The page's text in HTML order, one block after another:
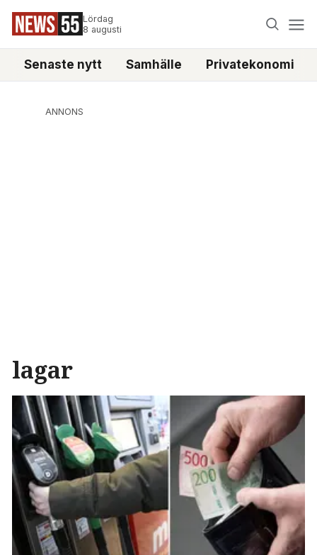
Lördag
8 augusti
Senaste nytt Samhälle Privatekonomi
ANNONS
lagar